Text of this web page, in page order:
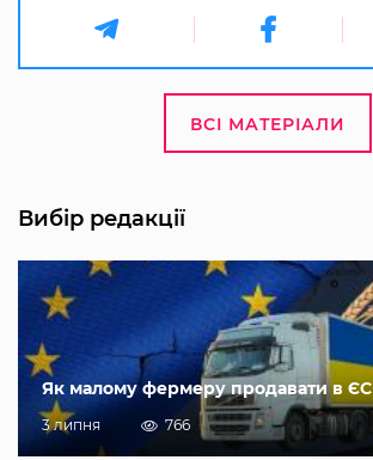
ВСІ МАТЕРІАЛИ
Вибір редакції
Як малому фермеру продавати в ЄС
3 липня 766